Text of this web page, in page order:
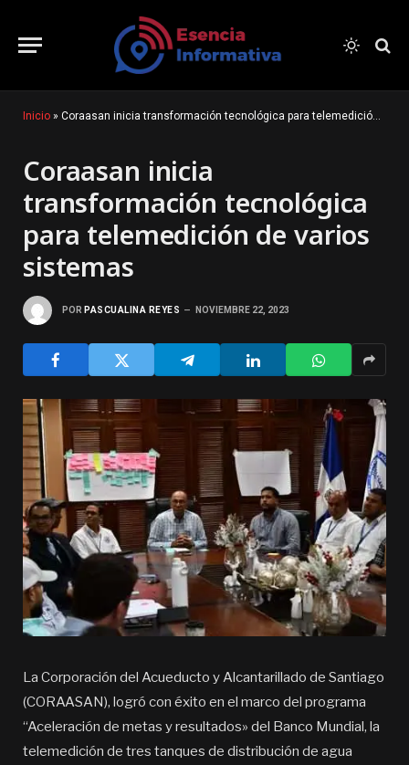
Inicio » Coraasan inicia transformación tecnológica para telemedición de varios sistemas
Coraasan inicia
transformación tecnológica
para telemedición de varios
sistemas
POR PASCUALINA REYES NOVIEMBRE 22, 2023
La Corporación del Acueducto y Alcantarillado de Santiago
(CORAASAN), logró con éxito en el marco del programa
“Aceleración de metas y resultados» del Banco Mundial, la
telemedición de tres tanques de distribución de agua